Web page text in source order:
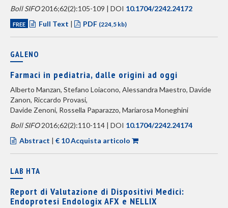
Boll SIFO2016;62(2):105-109 | DOI 10.1704/2242.24172
FREE Full Text | PDF (224,5 kb)
GALENO
Farmaci in pediatria, dalle origini ad oggi
Alberto Manzan, Stefano Loiacono, Alessandra Maestro, Davide
Zanon, Riccardo Provasi,
Davide Zenoni, Rossella Paparazzo, Mariarosa Moneghini
Boll SIFO2016;62(2):110-114 | DOI 10.1704/2242.24174
Abstract | € 10 Acquista articolo
LAB HTA
Report di Valutazione di Dispositivi Medici:
Endoprotesi Endologix AFX e NELLIX